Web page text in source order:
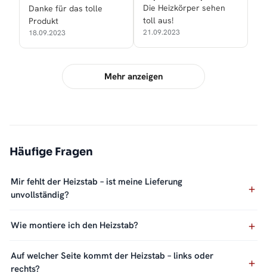
Danke für das tolle
Produkt
18.09.2023
Die Heizkörper sehen
toll aus!
21.09.2023
Mehr anzeigen
Häufige Fragen
Mir fehlt der Heizstab – ist meine Lieferung
unvollständig?
Wie montiere ich den Heizstab?
Auf welcher Seite kommt der Heizstab – links oder
rechts?